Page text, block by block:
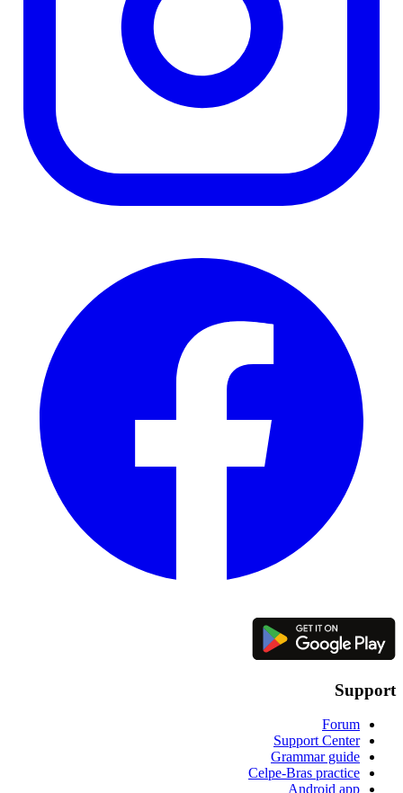
Support
Forum
Support Center
Grammar guide
Celpe-Bras practice
Android app